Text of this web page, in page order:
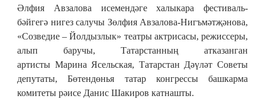
Әлфия Авзалова исемендәге халыкара фестиваль-
бәйгегә нигез салучы Зөлфия Авзалова-Нигъмәтҗәнова,
«Созведие – Йолдызлык» театры актрисасы, режиссеры,
алып баручы, Татарстанның атказанган
артисты Марина Ясельская, Татарстан Дәүләт Советы
депутаты, Бөтендөнья татар конгрессы башкарма
комитеты рәисе Данис Шакиров катнашты.